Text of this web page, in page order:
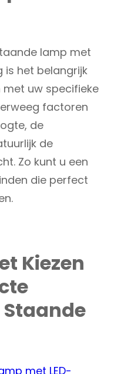
lamp met
is het belangrijk
uw specifieke
factoren
de
de
Zo kunt u een
die perfect
Kiezen
Staande
met LED-